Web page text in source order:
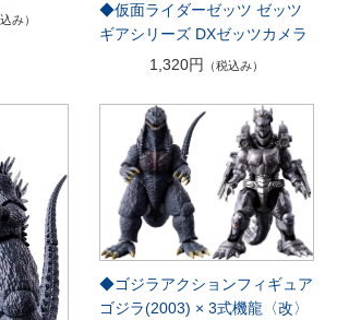
み）
◆仮面ライダーゼッツ ゼッツ
ギアシリーズ DXゼッツカメラ
1,320円
（税込み）
◆ゴジラアクションフィギュア
ゴジラ(2003) × 3式機龍〈改〉